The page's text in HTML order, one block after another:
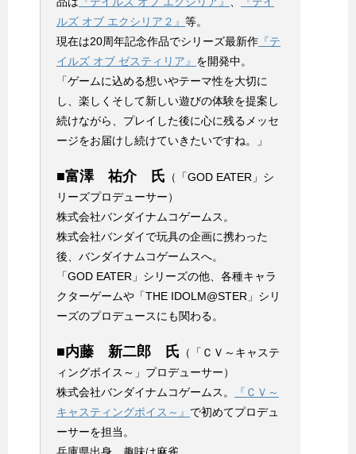
ルズ オブ エクシリア２』 等。
現在は20周年記念作品でシリーズ最新作 『テ
イルズ オブ ゼスティリア』 を開発中。
「ゲームに込める想いやテーマ性を大切に
し、楽しくそして新しい遊びの体験を提案し
続けながら、プレイした後に心に残るメッセ
ージをお届けし続けていきたいですね。」
■富澤 祐介 氏 （「GOD EATER」シ
リーズプロデューサー）
株式会社バンダイナムコゲームス。
株式会社バンダイで玩具の企画に携わった
後、バンダイナムコゲームスへ。
「GOD EATER」シリーズの他、各種キャラ
クターゲームや「THE IDOLM@STER」シリ
ーズのプロデュースにも関わる。
■内藤 新二郎 氏 （「ＣＶ～キャステ
ィングボイス～」プロデューサー）
株式会社バンダイナムコゲームス。
『ＣＶ～
キャスティングボイス～』 で初めてプロデュ
ーサーを担当。
兵庫県出身、趣味は麻雀。